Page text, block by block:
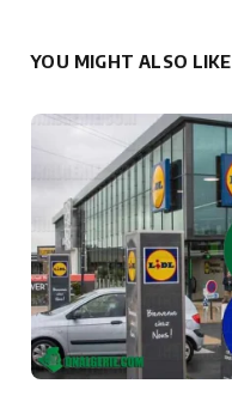
YOU MIGHT ALSO LIKE